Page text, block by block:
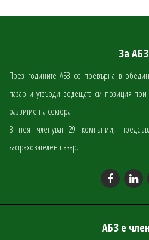
За АБЗ
През годините АБЗ се превърна в
пазар и утвърди водещата си позиция
развитие на сектора.
В нея членуват 29 компании,
застрахователен пазар.
АБЗ е